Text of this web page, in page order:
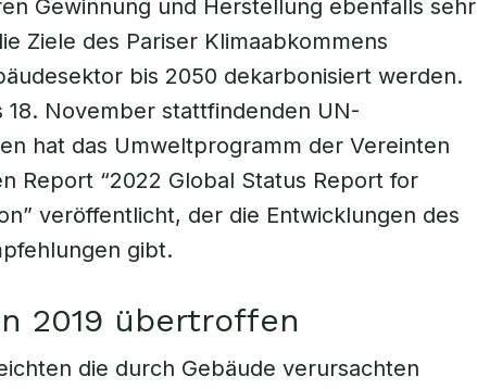
Gewinnung und Herstellung ebenfalls sehr
Ziele des Pariser Klimaabkommens
bis 2050 dekarbonisiert werden.
18. November stattfindenden UN-
hat das Umweltprogramm der Vereinten
Report “2022 Global Status Report for
veröffentlicht, der die Entwicklungen des
gibt.
2019 übertroffen
die durch Gebäude verursachten